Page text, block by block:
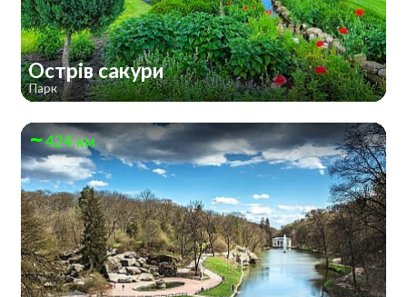
Острів сакури
Парк
424 км